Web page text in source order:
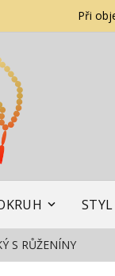
Při
STYL
S RŮŽENÍNY